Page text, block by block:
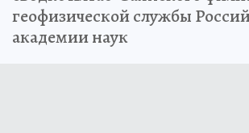
геофизической службы
академии наук